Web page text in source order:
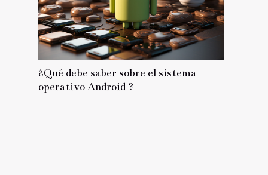
¿Qué debe saber sobre el sistema
operativo Android ?